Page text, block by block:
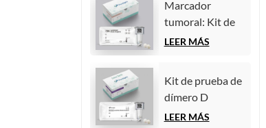
de
quimioluminiscencia
homogénea)
Marcador
tumoral: Kit de
prueba de
(CEA)
(inmunoensayo
de
LEER MÁS
Kit de prueba de
dímero D
(inmunoensayo
LEER MÁS